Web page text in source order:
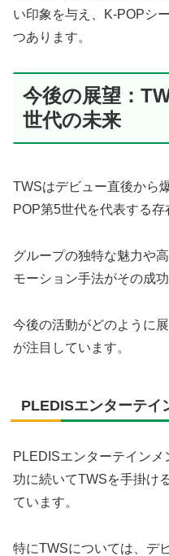
い印象を与え、K-POPシ
つあります。
今後の展望：
世代の未来
TWSはデビュー直後から
POP第5世代を代表する存
グループの独特な魅力や
モーション手法がその成
今後の活動がどのように
が注目しています。
PLEDISエンターテイ
PLEDISエンターテイン
功に続いてTWSを手掛け
ています。
特にTWSについては、デ